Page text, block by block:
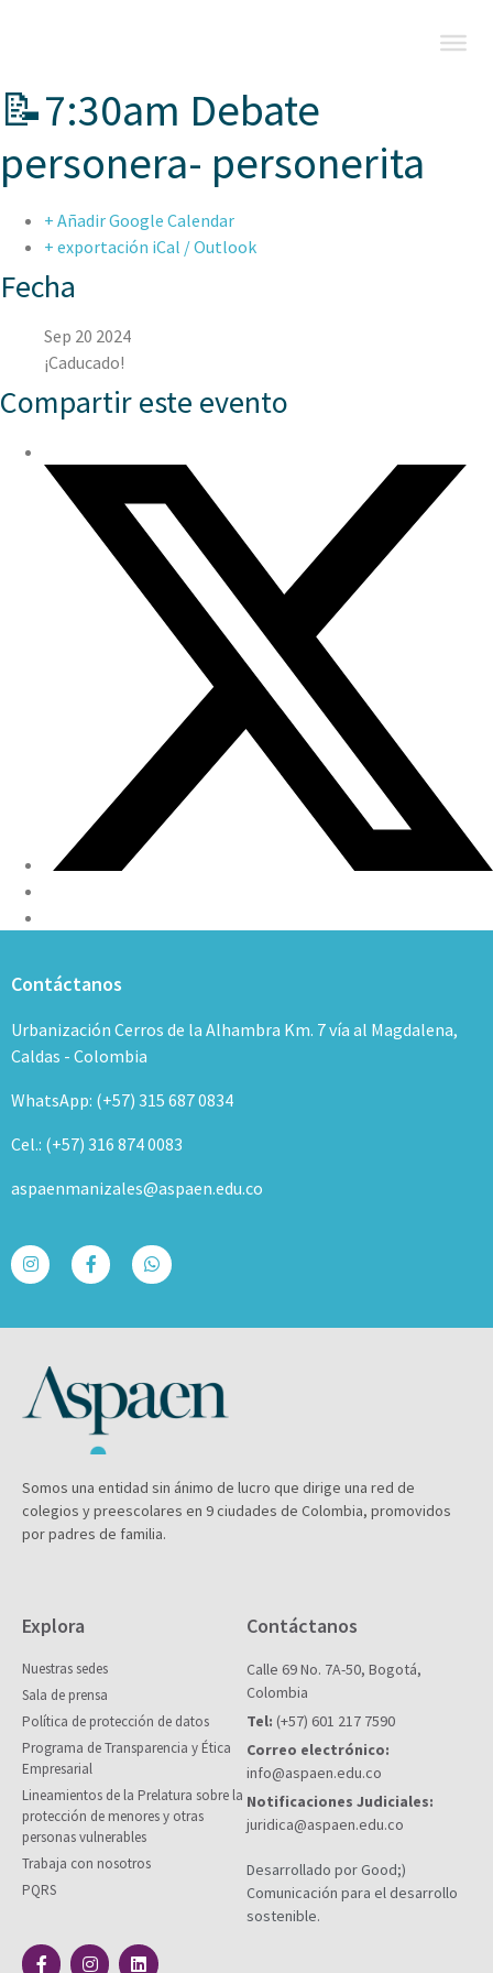
📝7:30am Debate
personera- personerita
+ Añadir Google Calendar
+ exportación iCal / Outlook
Fecha
Sep 20 2024
¡Caducado!
Compartir este evento
Contáctanos
Urbanización Cerros de la Alhambra Km. 7 vía al Magdalena,
Caldas - Colombia
WhatsApp: (+57) 315 687 0834
Cel.: (+57) 316 874 0083
aspaenmanizales@aspaen.edu.co
Somos una entidad sin ánimo de lucro que dirige una red de
colegios y preescolares en 9 ciudades de Colombia, promovidos
por padres de familia.
Explora
Nuestras sedes
Sala de prensa
Política de protección de datos
Programa de Transparencia y Ética
Empresarial
Lineamientos de la Prelatura sobre la
protección de menores y otras
personas vulnerables
Trabaja con nosotros
PQRS
Contáctanos
Calle 69 No. 7A-50, Bogotá,
Colombia
Tel: (+57) 601 217 7590
Correo electrónico:
info@aspaen.edu.co
Notificaciones Judiciales:
juridica@aspaen.edu.co
Desarrollado por Good;)
Comunicación para el desarrollo
sostenible.